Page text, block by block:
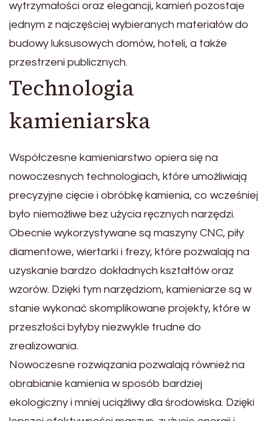
wytrzymałości oraz elegancji, kamień pozostaje
jednym z najczęściej wybieranych materiałów do
budowy luksusowych domów, hoteli, a także
przestrzeni publicznych.
Technologia
kamieniarska
Współczesne kamieniarstwo opiera się na
nowoczesnych technologiach, które umożliwiają
precyzyjne cięcie i obróbkę kamienia, co wcześniej
było niemożliwe bez użycia ręcznych narzędzi.
Obecnie wykorzystywane są maszyny CNC, piły
diamentowe, wiertarki i frezy, które pozwalają na
uzyskanie bardzo dokładnych kształtów oraz
wzorów. Dzięki tym narzędziom, kamieniarze są w
stanie wykonać skomplikowane projekty, które w
przeszłości byłyby niezwykle trudne do
zrealizowania.
Nowoczesne rozwiązania pozwalają również na
obrabianie kamienia w sposób bardziej
ekologiczny i mniej uciążliwy dla środowiska. Dzięki